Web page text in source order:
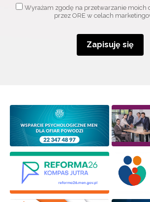
Wyrażam zgodę na przetwarzanie moich
przez ORE w celach
Zapisuję się